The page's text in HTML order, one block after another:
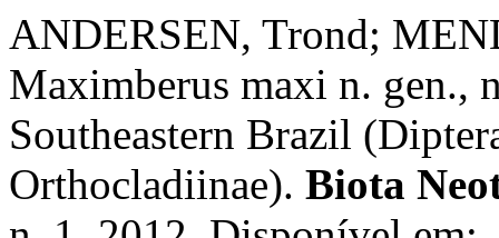
ANDERSEN, Trond;
Maximberus maxi n. gen.,
Southeastern Brazil
Orthocladiinae). Biota